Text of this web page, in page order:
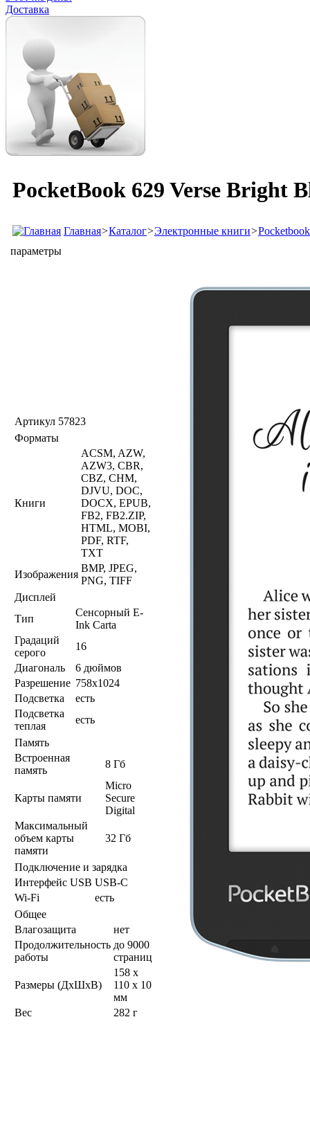
Доставка
PocketBook 629 Verse Bright
Главная>Каталог>Электронные книги>Pocketbook
параметры
Артикул 57823
Форматы
Книги
ACSM, AZW,
AZW3, CBR,
CBZ, CHM,
DJVU, DOC,
DOCX, EPUB,
FB2, FB2.ZIP,
HTML, MOBI,
PDF, RTF,
TXT
Изображения
BMP, JPEG,
PNG, TIFF
Дисплей
Тип
Сенсорный E-
Ink Carta
Градаций
серого
16
Диагональ
6 дюймов
Разрешение 758x1024
Подсветка
есть
Подсветка
теплая
есть
Память
Встроенная
память
8 Гб
Карты памяти
Micro
Secure
Digital
Максимальный
объем карты
памяти
32 Гб
Подключение и зарядка
Интерфейс USB USB-C
Wi-Fi
есть
Общее
Влагозащита
нет
Продолжительность
работы
до 9000
страниц
Размеры (ДхШхВ)
158 x
110 x 10
мм
Вес
282 г